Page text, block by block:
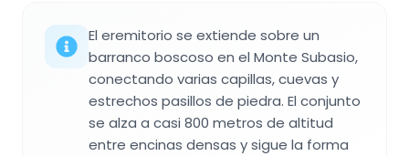
El eremitorio se extiende sobre un
barranco boscoso en el Monte Subasio,
conectando varias capillas, cuevas y
estrechos pasillos de piedra. El conjunto
se alza a casi 800 metros de altitud
entre encinas densas y sigue la forma